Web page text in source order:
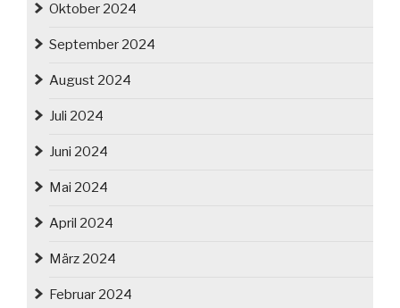
Oktober 2024
September 2024
August 2024
Juli 2024
Juni 2024
Mai 2024
April 2024
März 2024
Februar 2024